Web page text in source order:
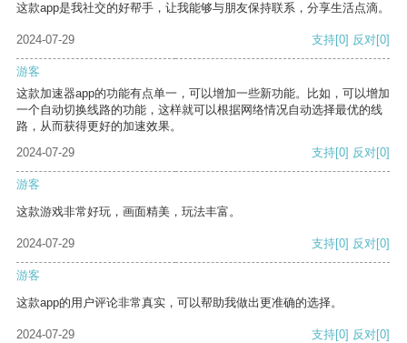
这款app是我社交的好帮手，让我能够与朋友保持联系，分享生活点滴。
2024-07-29 支持[0] 反对[0]
游客
这款加速器app的功能有点单一，可以增加一些新功能。比如，可以增加
一个自动切换线路的功能，这样就可以根据网络情况自动选择最优的线
路，从而获得更好的加速效果。
2024-07-29
支持[0] 反对[0]
游客
这款游戏非常好玩，画面精美，玩法丰富。
2024-07-29 支持[0] 反对[0]
游客
这款app的用户评论非常真实，可以帮助我做出更准确的选择。
2024-07-29 支持[0] 反对[0]